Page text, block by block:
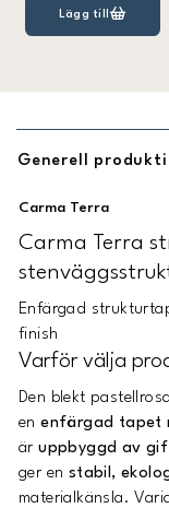
Lägg till
Generell
Carma Terra
Carma Terra
Enfärgad
finish
Varför välja
Den blekt
enenfärgad tapet
äruppbyggd av
ger en stabil,
materialkänsla.